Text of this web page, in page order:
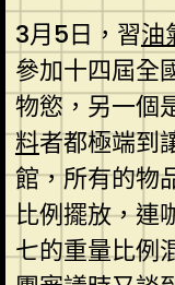
3月5日，習油
參加十四屆全
物慾，另一個
料者都極端到
館，所有的物
比例擺放，連
七的重量比例